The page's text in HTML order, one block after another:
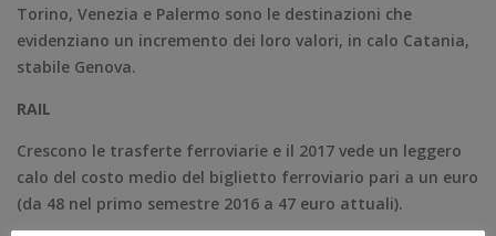
Torino, Venezia e Palermo sono le destinazioni che
evidenziano un incremento dei loro valori, in calo Catania,
stabile Genova.
RAIL
Crescono le trasferte ferroviarie e il 2017 vede un leggero
calo del costo medio del biglietto ferroviario pari a un euro
(da 48 nel primo semestre 2016 a 47 euro attuali).